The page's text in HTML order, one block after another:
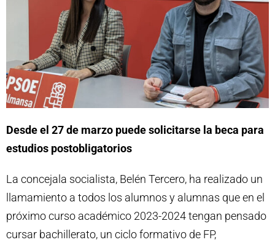
Desde el 27 de marzo puede solicitarse la beca para
estudios postobligatorios
La concejala socialista, Belén Tercero, ha realizado un
llamamiento a todos los alumnos y alumnas que en el
próximo curso académico 2023-2024 tengan pensado
cursar bachillerato, un ciclo formativo de FP,